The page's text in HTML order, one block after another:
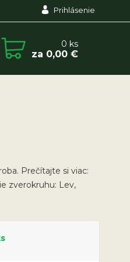
Prihlásenie
0 ks
za 0,00 €
Prečítajte si viac:
zverokruhu: Lev,